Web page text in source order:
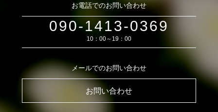
お電話でのお問い合わせ
090-1413-0369
10：00～19：00
メールでのお問い合わせ
お問い合わせ